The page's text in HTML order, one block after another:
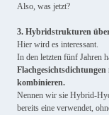
Also, was jetzt?
3. Hybridstrukturen
Hier wird es interessant.
In den letzten fünf Jahren
kombinieren.
Nennen wir sie Hybrid-
bereits eine verwendet,